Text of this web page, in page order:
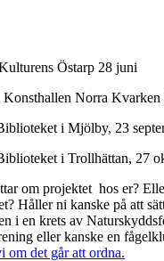
Östarp 28 juni
Norra Kvarken
i Mjölby, 23
i Trollhättan, 27
om projektet hos er?
Håller ni kanske på att
i en krets av
eller kanske en
om det går att ordna.